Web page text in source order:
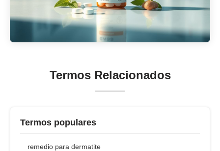
Termos Relacionados
Termos populares
remedio para dermatite